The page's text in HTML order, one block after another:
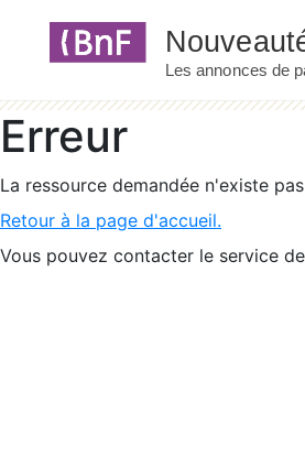
Erreur
La ressource demandée n'existe
Retour à la page d'accueil.
Vous pouvez contacter le service